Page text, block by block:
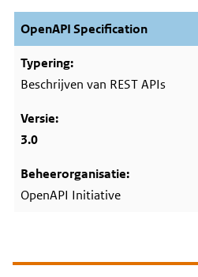
OpenAPI Specification
Beschrijven van REST APIs
3.0
OpenAPI Initiative